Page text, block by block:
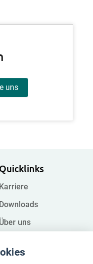
uns
Quicklinks
Karriere
Downloads
Über uns